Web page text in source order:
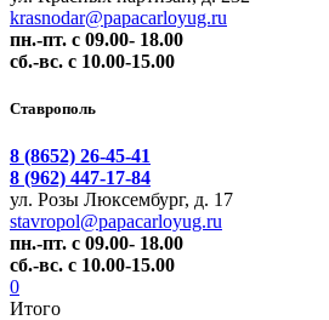
krasnodar@papacarloyug.ru
пн.-пт. с 09.00- 18.00
сб.-вс. с 10.00-15.00
Ставрополь
8 (8652) 26-45-41
8 (962) 447-17-84
ул. Розы Люксембург, д. 17
stavropol@papacarloyug.ru
пн.-пт. с 09.00- 18.00
сб.-вс. с 10.00-15.00
0
Итого